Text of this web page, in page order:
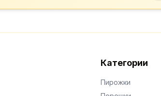
Категории
Пирожки